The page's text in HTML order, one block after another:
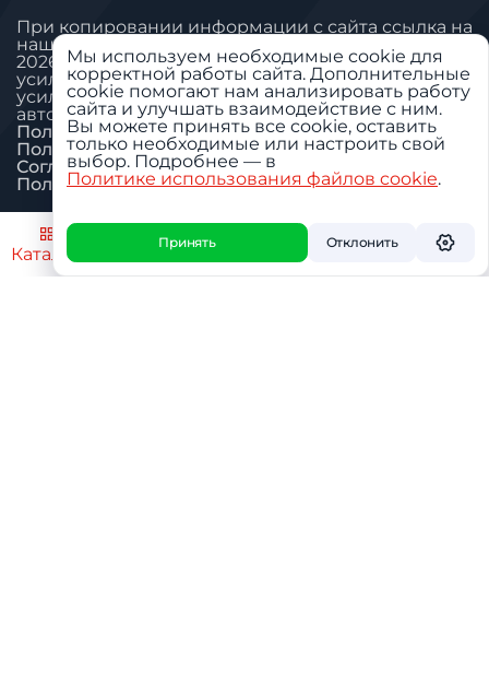
При копировании информации с сайта ссылка на
наш сайт обязательна
2026 © Все права защищены. ООО «Вегател»:
усилитель сигнала сотовой связи, антенна GSM,
усилитель сигнала сотовой связи для дачи,
автомобильный GSM репитер.
Политика «Обработка ПДн»
Пользовательское соглашение
Согласие на обработку ПДн
Политика использования cookieНастроить
Каталог Поиск Избранное Профиль
Мы используем необходимые cookie для
корректной работы сайта. Дополнительные
cookie помогают нам анализировать работу
сайта и улучшать взаимодействие с ним.
Вы можете принять все cookie, оставить
только необходимые или настроить свой
выбор. Подробнее — в
Политике использования файлов cookie.
Принять Отклонить